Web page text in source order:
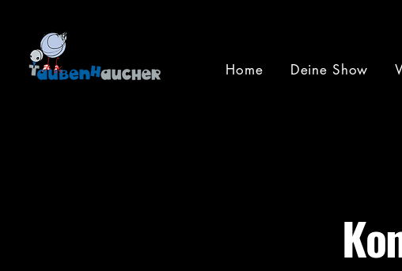
Home Deine Show